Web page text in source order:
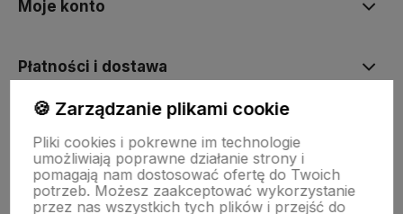
Moje konto
Płatności i dostawa
O nas
🍪 Zarządzanie plikami cookie
Pliki cookies i pokrewne im technologie
umożliwiają poprawne działanie strony i
pomagają nam dostosować ofertę do Twoich
potrzeb. Możesz zaakceptować wykorzystanie
przez nas wszystkich tych plików i przejść do